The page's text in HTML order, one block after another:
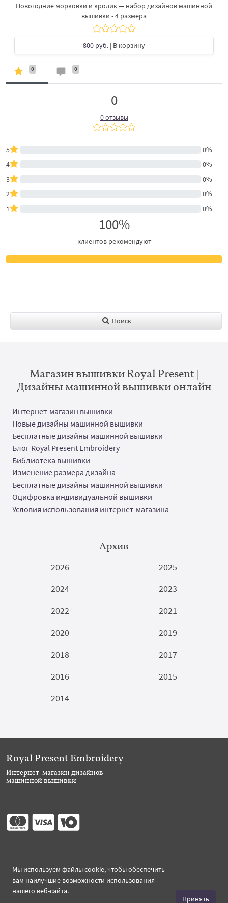
Новогодние морковки и кролик — набор дизайнов машинной
вышивки - 4 размера
800 руб. | В корзину
0 0
0
0 отзывы
5
0%
4
0%
3
0%
2
0%
1
0%
100%
клиентов рекомендуют
Поиск
Магазин вышивки Royal Present |
Дизайны машинной вышивки онлайн
Интернет-магазин вышивки
Новые дизайны машинной вышивки
Бесплатные дизайны машинной вышивки
Блог Royal Present Embroidery
Библиотека вышивки
Изменение размера дизайна
Бесплатные дизайны машинной вышивки
Оцифровка индивидуальной вышивки
Условия использования интернет-магазина
Архив
2026
2025
2024
2023
2022
2021
2020
2019
2018
2017
2016
2015
2014
Мы используем файлы cookie, чтобы обеспечить
вам наилучшие возможности использования
нашего веб-сайта.
Принять
Royal Present Embroidery
Интернет-магазин дизайнов
машинной вышивки